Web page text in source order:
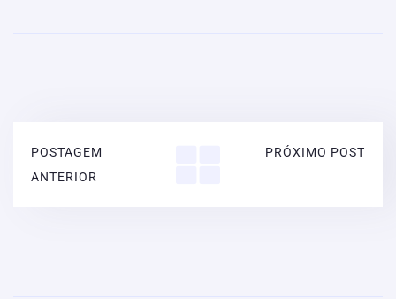
POSTAGEM
ANTERIOR
PRÓXIMO POST